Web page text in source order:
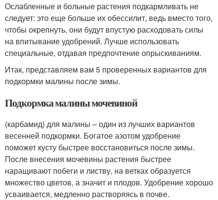
Ослабленные и больные растения подкармливать не
следует: это еще больше их обессилит, ведь вместо того,
чтобы окрепнуть, они будут впустую расходовать силы
на впитывание удобрений. Лучше использовать
специальные, отдавая предпочтение опрыскиваниям.
Итак, представляем вам 5 проверенных вариантов для
подкормки малины после зимы.
Подкормка малины мочевиной
(карбамид) для малины – один из лучших вариантов
весенней подкормки. Богатое азотом удобрение
поможет кусту быстрее восстановиться после зимы.
После внесения мочевины растения быстрее
наращивают побеги и листву, на ветках образуется
множество цветов, а значит и плодов. Удобрение хорошо
усваивается, медленно растворяясь в почве.